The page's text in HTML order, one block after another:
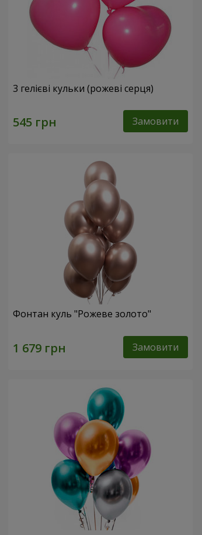
3 гелієві кульки (рожеві серця)
Замовити
Фонтан куль "Рожеве золото"
Замовити